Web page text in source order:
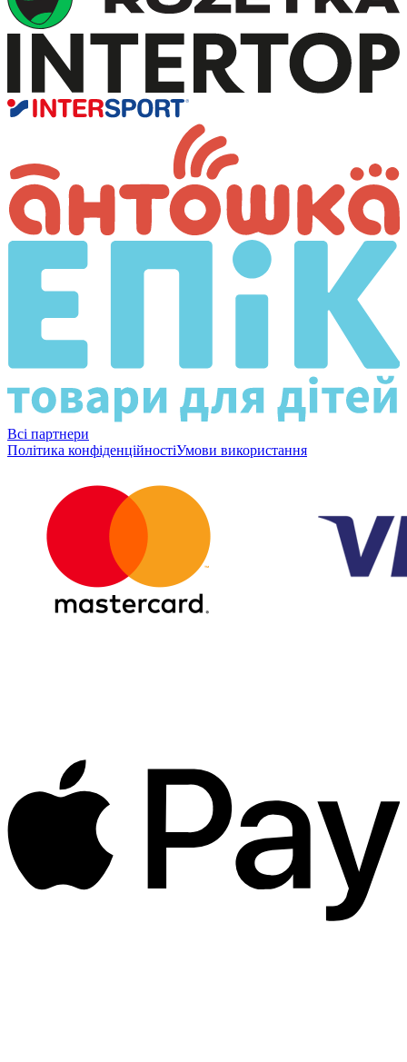
Всі партнери
Політика конфіденційностіУмови використання